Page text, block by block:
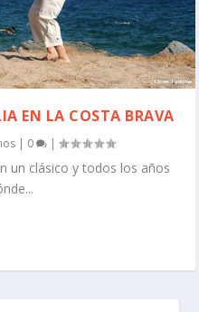
EN LA COSTA BRAVA
| 0 |
un clásico y todos los años